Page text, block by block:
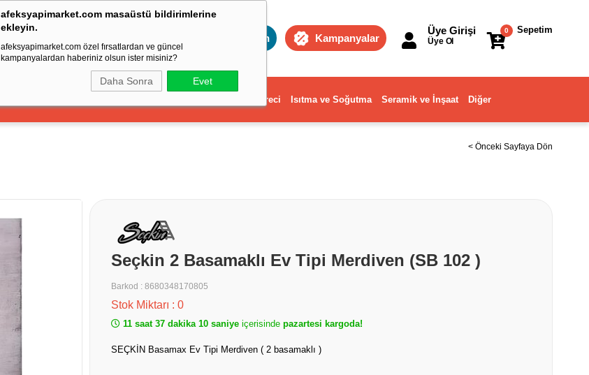
afeksyapimarket.com masaüstü bildirimlerine
ekleyin.
afeksyapimarket.com özel fırsatlardan ve güncel
kampanyalardan haberiniz olsun ister misiniz?
Daha Sonra Evet
Toptan Kampanyalar
Sepetim
0
Üye Girişi
Üye Ol
Dekorasyon ve Ev Gereci Isıtma ve Soğutma Seramik ve İnşaat Diğer
< Önceki Sayfaya Dön
Seçkin 2 Basamaklı Ev Tipi Merdiven (SB 102 )
Barkod : 8680348170805
Stok Miktarı : 0
11 saat 37 dakika 9 saniyeiçerisindepazartesi kargoda!
SEÇKİN Basamax Ev Tipi Merdiven ( 2 basamaklı )